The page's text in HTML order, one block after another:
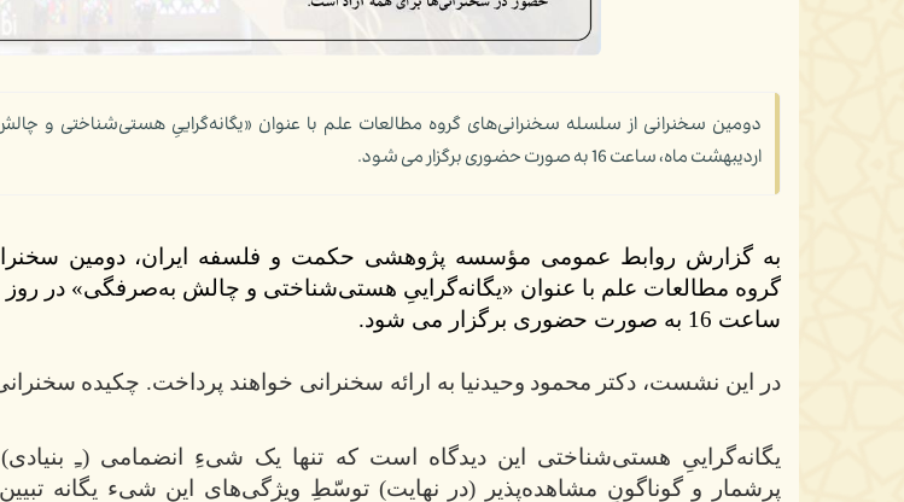
اردیبهشت ماه، ساعت 16 به صورت حضوری برگزار می شود.
به گزارش روابط عمومی مؤسسه پژوهشی حکمت و فلسفه ایران، دومین
ساعت 16 به صورت حضوری برگزار می شود.
در این نشست، دکتر محمود وحیدنیا به ارائه سخنرانی خواهند پرداخت. چکیده
یگانه‌گراییِ هستی‌شناختی این دیدگاه است که تنها یک شیءِ انضمامی (ـِ بنیادی)
پرشمار و گوناگونِ مشاهده‌پذیر (در نهایت) توسّطِ ویژگی‌های این شیء یگانه